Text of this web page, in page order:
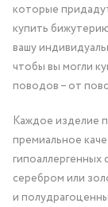
которые
купить
вашу
чтобы вы могли
поводов – от
Каждое изделие
премиальное
серебром или
и